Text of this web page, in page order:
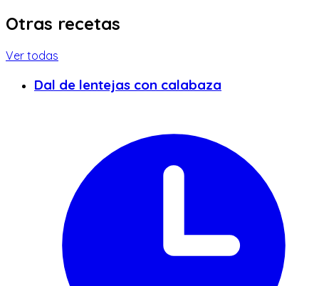
Otras recetas
Ver todas
Dal de lentejas con calabaza